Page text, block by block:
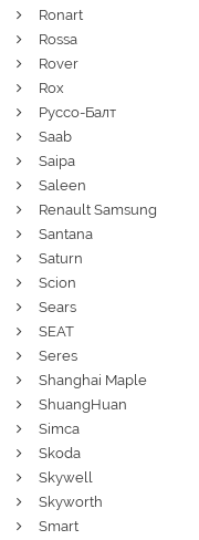
Ronart
Rossa
Rover
Rox
Руссо-Балт
Saab
Saipa
Saleen
Renault Samsung
Santana
Saturn
Scion
Sears
SEAT
Seres
Shanghai Maple
ShuangHuan
Simca
Skoda
Skywell
Skyworth
Smart